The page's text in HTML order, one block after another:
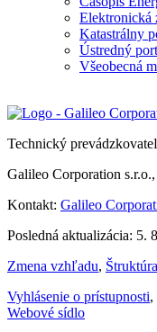
Elektronická
Katastrálny
Ústredný
Všeobecná
Technický
Galileo Corporation
Kontakt: Galileo
Posledná aktualizácia: 5.
Zmena vzhľadu,
Vyhlásenie o prístupnosti,
Webové sídlo